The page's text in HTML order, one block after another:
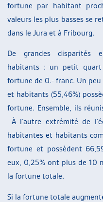
fortune par habitant
valeurs les plus basses se
dans le Jura et à Fribourg.
De grandes disparités
habitants : un petit
fortune de 0.- franc. Un
et habitants (55,46%)
fortune. Ensemble, ils
À l’autre extrémité de
habitantes et habitants
fortune et possèdent
eux, 0,25% ont plus de 10
la fortune totale.
Si la fortune totale